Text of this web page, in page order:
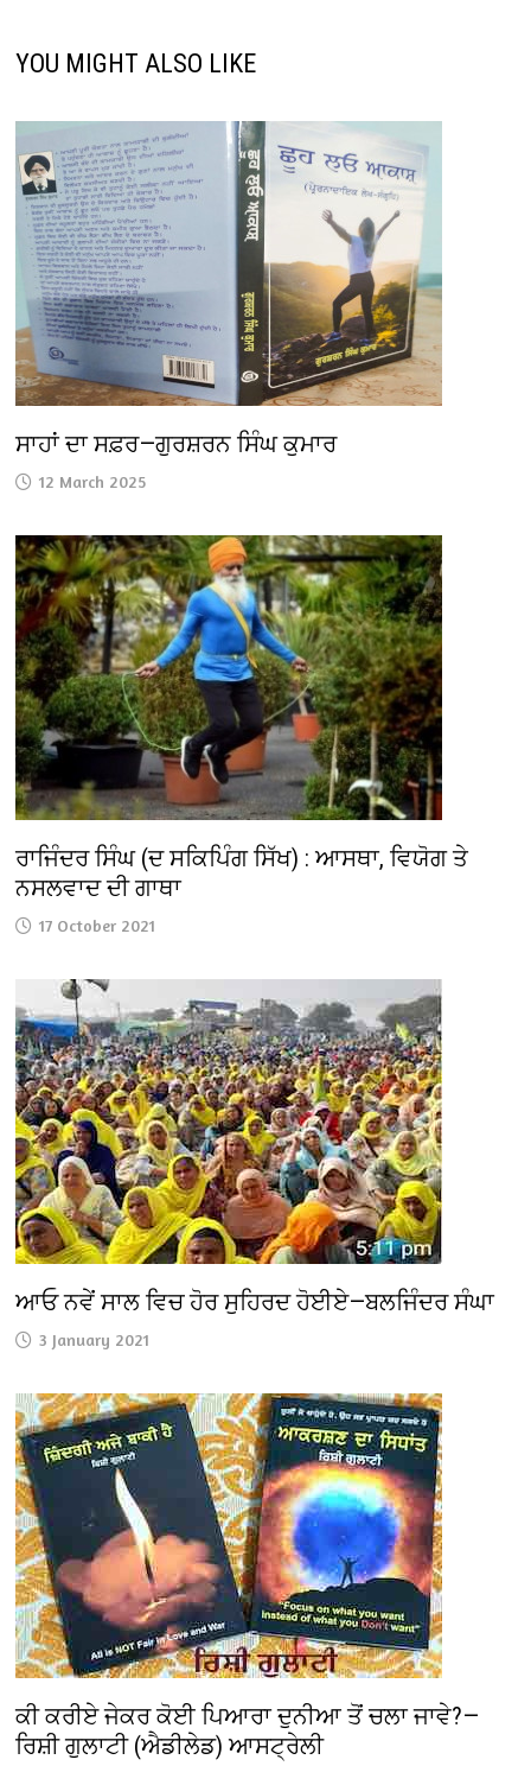
YOU MIGHT ALSO LIKE
ਸਾਹਾਂ ਦਾ ਸਫ਼ਰ—ਗੁਰਸ਼ਰਨ ਸਿੰਘ ਕੁਮਾਰ
12 March 2025
ਰਾਜਿੰਦਰ ਸਿੰਘ (ਦ ਸਕਿਪਿੰਗ ਸਿੱਖ) : ਆਸਥਾ, ਵਿਯੋਗ ਤੇ
ਨਸਲਵਾਦ ਦੀ ਗਾਥਾ
17 October 2021
ਆਓ ਨਵੇਂ ਸਾਲ ਵਿਚ ਹੋਰ ਸੁਹਿਰਦ ਹੋਈਏ—ਬਲਜਿੰਦਰ ਸੰਘਾ
3 January 2021
ਕੀ ਕਰੀਏ ਜੇਕਰ ਕੋਈ ਪਿਆਰਾ ਦੁਨੀਆ ਤੋਂ ਚਲਾ ਜਾਵੇ?—
ਰਿਸ਼ੀ ਗੁਲਾਟੀ (ਐਡੀਲੇਡ) ਆਸਟ੍ਰੇਲੀ